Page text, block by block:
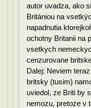
autor uvadza, ako
Britániou na
napadnutia
ochotny Britanii na
vsetkych
cenzurovane
Dalej: Neviem
britsky (tusim)
uviedol, ze Briti by
nemozu, pretoze v